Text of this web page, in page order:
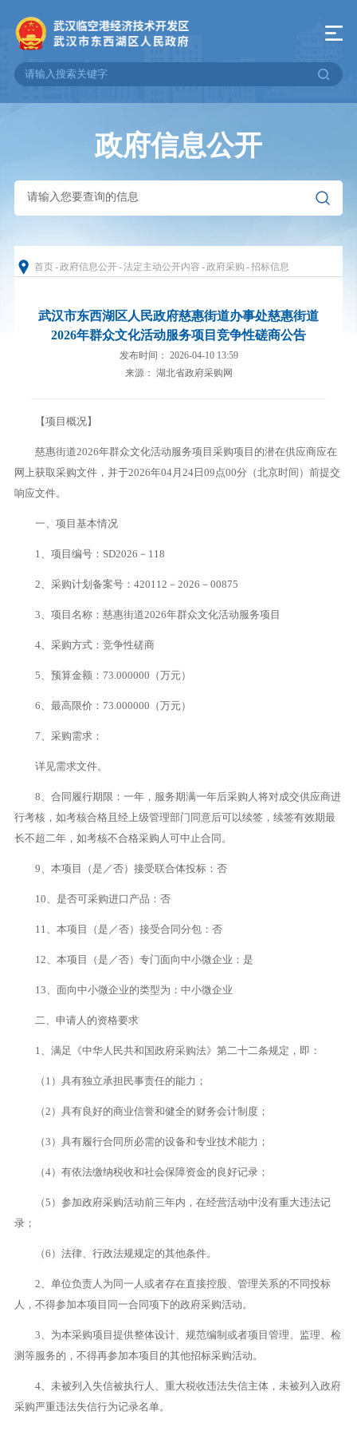
政府信息公开
首页-政府信息公开-法定主动公开内容 -政府采购 -招标信息
武汉市东西湖区人民政府慈惠街道办事处慈惠街道
2026年群众文化活动服务项目竞争性磋商公告
发布时间： 2026-04-10 13:59
来源： 湖北省政府采购网
【项目概况】
慈惠街道2026年群众文化活动服务项目采购项目的潜在供应商应在
网上获取采购文件，并于2026年04月24日09点00分（北京时间）前提交
响应文件。
一、项目基本情况
1、项目编号：SD2026－118
2、采购计划备案号：420112－2026－00875
3、项目名称：慈惠街道2026年群众文化活动服务项目
4、采购方式：竞争性磋商
5、预算金额：73.000000（万元）
6、最高限价：73.000000（万元）
7、采购需求：
详见需求文件。
8、合同履行期限：一年，服务期满一年后采购人将对成交供应商进
行考核，如考核合格且经上级管理部门同意后可以续签，续签有效期最
长不超二年，如考核不合格采购人可中止合同。
9、本项目（是／否）接受联合体投标：否
10、是否可采购进口产品：否
11、本项目（是／否）接受合同分包：否
12、本项目（是／否）专门面向中小微企业：是
13、面向中小微企业的类型为：中小微企业
二、申请人的资格要求
1、满足《中华人民共和国政府采购法》第二十二条规定，即：
（1）具有独立承担民事责任的能力；
（2）具有良好的商业信誉和健全的财务会计制度；
（3）具有履行合同所必需的设备和专业技术能力；
（4）有依法缴纳税收和社会保障资金的良好记录；
（5）参加政府采购活动前三年内，在经营活动中没有重大违法记
录；
（6）法律、行政法规规定的其他条件。
2、单位负责人为同一人或者存在直接控股、管理关系的不同投标
人，不得参加本项目同一合同项下的政府采购活动。
3、为本采购项目提供整体设计、规范编制或者项目管理、监理、检
测等服务的，不得再参加本项目的其他招标采购活动。
4、未被列入失信被执行人、重大税收违法失信主体，未被列入政府
采购严重违法失信行为记录名单。